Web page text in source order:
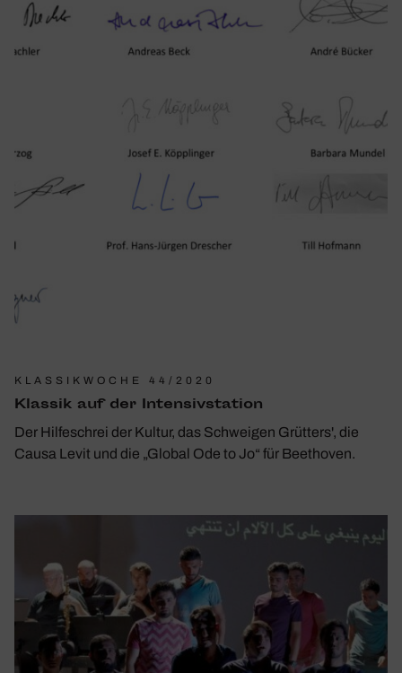
KLASSIKWOCHE 44/2020
Klassik auf der Inten­siv­sta­tion
Der Hilfeschrei der Kultur, das Schweigen Grütters', die
Causa Levit und die „Global Ode to Jo“ für Beethoven.